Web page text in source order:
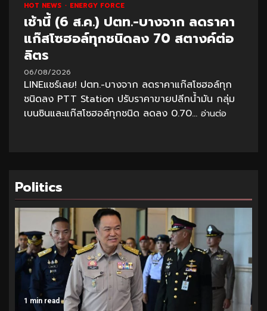
HOT NEWS ENERGY FORCE
เช้านี้ (6 ส.ค.) ปตท.-บางจาก ลดราคา
แก๊สโซฮอล์ทุกชนิดลง 70 สตางค์ต่อ
ลิตร
06/08/2026
LINEแชร์เลย! ปตท.-บางจาก ลดราคาแก๊สโซฮอล์ทุก
ชนิดลง PTT Station ปรับราคาขายปลีกน้ำมัน กลุ่ม
เบนซินและแก๊สโซฮอล์ทุกชนิด ลดลง 0.70... อ่านต่อ
Politics
1 min read